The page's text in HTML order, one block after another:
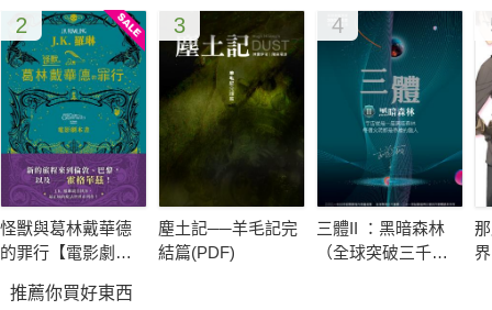
2
怪獸與葛林戴華德
的罪行【電影劇本
3
塵土記──羊毛記完
結篇(PDF)
4
三體II ：黑暗森林
（全球突破三千萬
推薦你買好東西